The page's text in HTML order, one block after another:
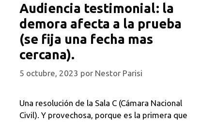
Audiencia testimonial: la
demora afecta a la prueba
(se fija una fecha mas
cercana).
5 octubre, 2023 por Nestor Parisi
Una resolución de la Sala C (Cámara Nacional
Civil). Y provechosa, porque es la primera que